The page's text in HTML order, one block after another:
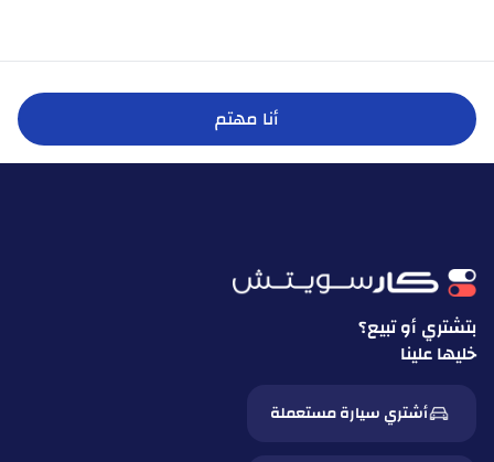
أنا مهتم
بتشتري أو تبيع؟
خليها علينا
أشتري سيارة مستعملة